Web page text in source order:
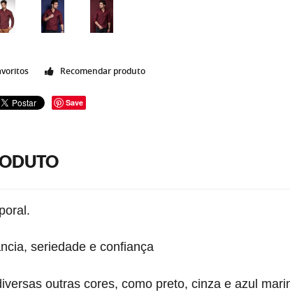
Recomendar produto
Save
seriedade e confiança
outras cores, como preto, cinza e azul